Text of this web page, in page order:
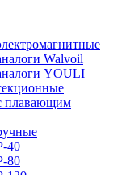
Walvoil
YOULI
плавающим
40
80